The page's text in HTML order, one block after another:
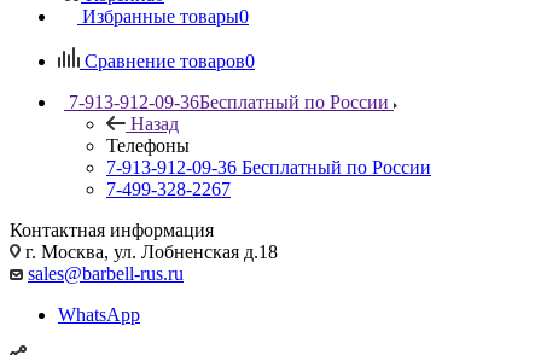
Избранные товары0
Сравнение товаров0
7-913-912-09-36Бесплатный по России
Назад
Телефоны
7-913-912-09-36 Бесплатный по России
7-499-328-2267
Контактная информация
г. Москва, ул. Лобненская д.18
sales@barbell-rus.ru
WhatsApp